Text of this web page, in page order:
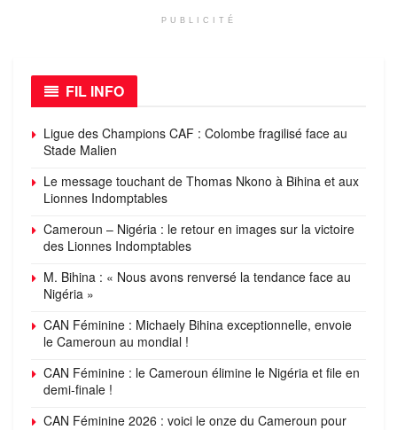
PUBLICITÉ
FIL INFO
Ligue des Champions CAF : Colombe fragilisé face au
Stade Malien
Le message touchant de Thomas Nkono à Bihina et aux
Lionnes Indomptables
Cameroun – Nigéria : le retour en images sur la victoire
des Lionnes Indomptables
M. Bihina : « Nous avons renversé la tendance face au
Nigéria »
CAN Féminine : Michaely Bihina exceptionnelle, envoie
le Cameroun au mondial !
CAN Féminine : le Cameroun élimine le Nigéria et file en
demi-finale !
CAN Féminine 2026 : voici le onze du Cameroun pour